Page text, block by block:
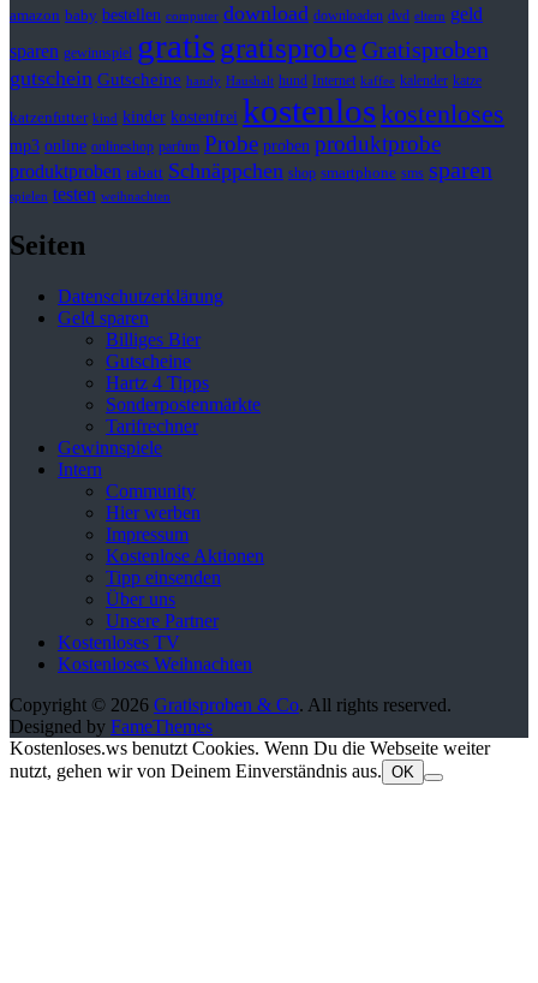
amazon baby bestellen computer download downloaden dvd eltern geld
sparen gewinnspiel gratisgratisprobeGratisproben
gutschein Gutscheine handy Haushalt hund Internet kaffee kalender katze
katzenfutter kind kinder kostenfrei kostenloskostenloses
mp3 online onlineshop parfum Probe proben produktprobe
produktproben rabatt Schnäppchen shop smartphone sms sparen
spielen testen weihnachten
Seiten
Datenschutzerklärung
Geld sparen
Billiges Bier
Gutscheine
Hartz 4 Tipps
Sonderpostenmärkte
Tarifrechner
Gewinnspiele
Intern
Community
Hier werben
Impressum
Kostenlose Aktionen
Tipp einsenden
Über uns
Unsere Partner
Kostenloses TV
Kostenloses Weihnachten
Copyright © 2026 Gratisproben & Co. All rights reserved.
Designed by FameThemes
Kostenloses.ws benutzt Cookies. Wenn Du die Webseite weiter
nutzt, gehen wir von Deinem Einverständnis aus. OK